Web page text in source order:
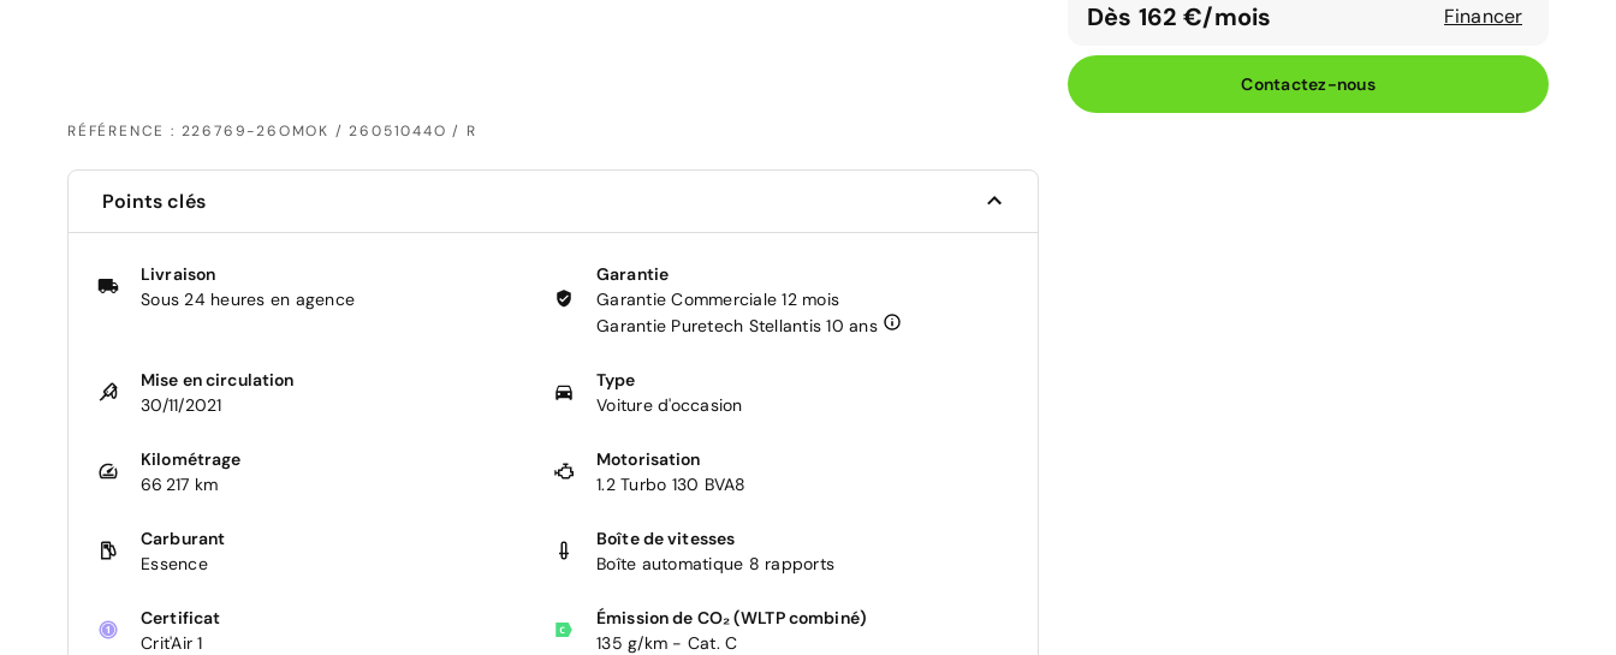
RÉFÉRENCE : 226769-26OMOK / 26051044O / R
Dès 162 €/mois Financer
Contactez-nous
Points clés
Livraison
Sous 24 heures en agence
Garantie
Garantie Commerciale 12 mois
Garantie Puretech Stellantis 10 ans
Mise en circulation
30/11/2021
Type
Voiture d'occasion
Kilométrage
66 217 km
Motorisation
1.2 Turbo 130 BVA8
Carburant
Essence
Boîte de vitesses
Boîte automatique 8 rapports
Certificat
Crit'Air 1
Émission de CO₂ (WLTP combiné)
135 g/km - Cat. C